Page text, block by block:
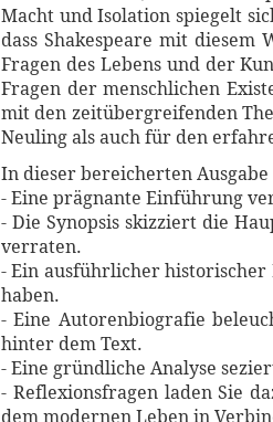
Macht und Isolation spiegelt
dass Shakespeare mit
Fragen des Lebens und der
Fragen der menschlichen
mit den zeitübergreifenden
Neuling als auch für den
In dieser bereicherten
- Eine prägnante Einführung
- Die Synopsis skizziert die
verraten.
- Ein ausführlicher historischer
haben.
- Eine Autorenbiografie
hinter dem Text.
- Eine gründliche Analyse
- Reflexionsfragen laden Sie
dem modernen Leben in